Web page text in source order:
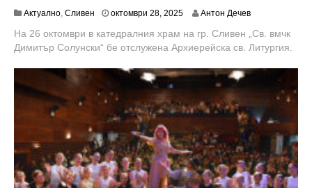
Актуално, Сливен октомври 28, 2025о
т
о
в
3
1
,
2
0
2
5
Антон Дечев
На 26 октомври в катедралния храм на гр. Сливен „Св. вмчк
Димитър Солунски“ бе отслужена Архиерейска св. Литургия.